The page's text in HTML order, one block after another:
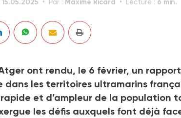
15.05.2025 Par : Maxime Ricard Lecture : 6 min.
ont rendu, le 6 février, un rapport
les territoires ultramarins
et d’ampleur de la population
les défis auxquels font déjà